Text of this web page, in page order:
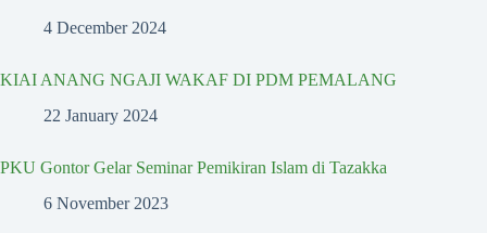
4 December 2024
KIAI ANANG NGAJI WAKAF DI PDM PEMALANG
22 January 2024
PKU Gontor Gelar Seminar Pemikiran Islam di Tazakka
6 November 2023